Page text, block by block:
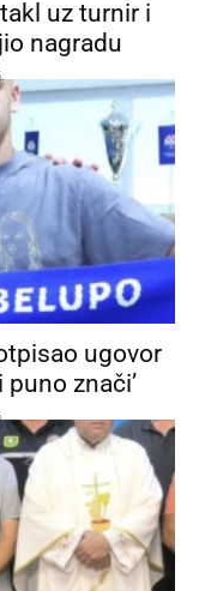
uz turnir i
nagradu
ugovor
puno znači’